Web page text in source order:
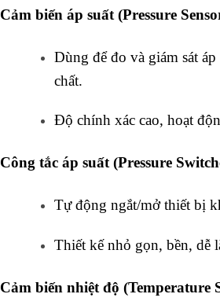
Cảm biến áp suất (Pressure
Dùng để đo và giám sát
chất.
Độ chính xác cao, hoạt
Công tắc áp suất (Pressure
Tự động ngắt/mở thiết bị
Thiết kế nhỏ gọn, bền, dễ
Cảm biến nhiệt độ (Temperature